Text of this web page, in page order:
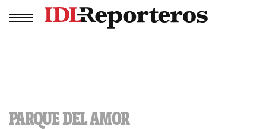
PARQUE DEL AMOR